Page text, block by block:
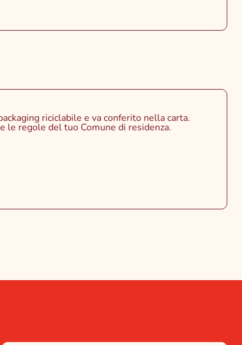
riciclabile e va conferito nella carta.
le regole del tuo Comune di residenza.